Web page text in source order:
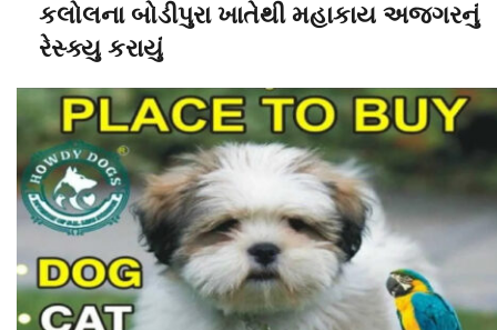
કલોલના બોડીપુરા ખાતેથી મહાકાય અજગરનું
રેસ્ક્યુ કરાયું